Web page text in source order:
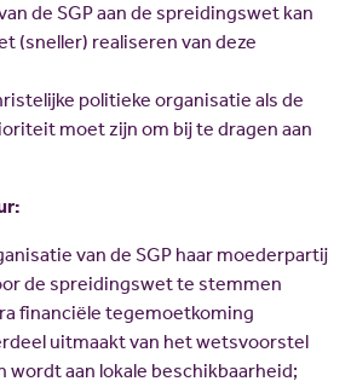
de SGP aan de spreidingswet kan
(sneller) realiseren van deze
politieke organisatie als de
moet zijn om bij te dragen aan
van de SGP haar moederpartij
de spreidingswet te stemmen
financiële tegemoetkoming
uitmaakt van het wetsvoorstel
wordt aan lokale beschikbaarheid;